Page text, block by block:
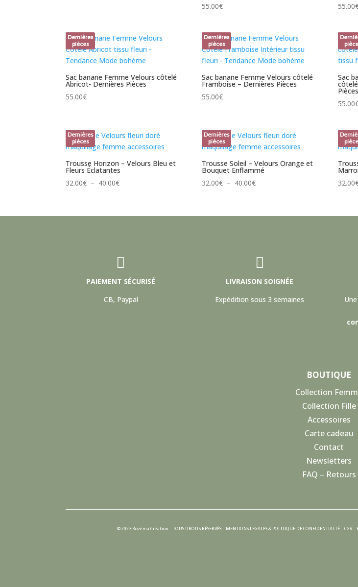
à
40.00€
55.00€
55.00
Dernières
pièces
Sac banane Femme Velours côtelé
Abricot- Dernières Pièces
55.00€
Dernières
pièces
Sac banane Femme Velours côtelé
Framboise – Dernières Pièces
55.00€
Sac
Pièces
55.00
Dernières
pièces
Trousse Horizon – Velours Bleu et
Fleurs Éclatantes
32.00€ – 40.00€Plage
32.00€
Dernières
pièces
Trousse Soleil – Velours Orange et
Bouquet Enflammé
32.00€ – 40.00€Plage
32.00€
32.00

PAIEMENT SÉCURISÉ
CB, Paypal

LIVRAISON SOIGNÉE
Expédition sous 3 semaines
BOUTIQUE
Collection
Collection Fille
Accessoires
Carte cadeau
Contact
Newsletters
FAQ – Retours
© 2023 Rozéma Création – TOUS DROITS RÉSERVÉS – MENTIONS LEGALES& POLITIQUE DE CONFIDENTIALTÉ– CGV–